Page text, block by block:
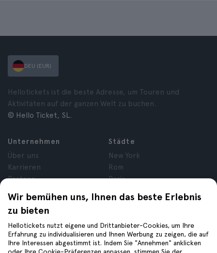
Wir bemühen uns, Ihnen das beste Erlebnis
zu bieten
Hellotickets nutzt eigene und Drittanbieter-Cookies, um Ihre
Erfahrung zu individualisieren und Ihnen Werbung zu zeigen, die auf
Ihre Interessen abgestimmt ist. Indem Sie "Annehmen" anklicken
DEU (EUR)
Hellotickets ist die beste Adresse, um Touren und
Aktivitäten auf der ganzen Welt zu buchen.
© Hello Ticket, SL.
Unternehmen
Über uns
Karrieren
Partner
Datenschutz
Allgemeine
Geschäftsbedingungen
Cookies
Impressum
Städte
New York
Rom
Paris
Granada
Teneriffa